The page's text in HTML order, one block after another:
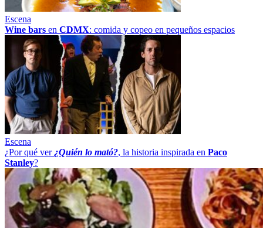
Escena
Wine bars en CDMX: comida y copeo en pequeños espacios
Escena
¿Por qué ver ¿Quién lo mató?, la historia inspirada en Paco
Stanley?